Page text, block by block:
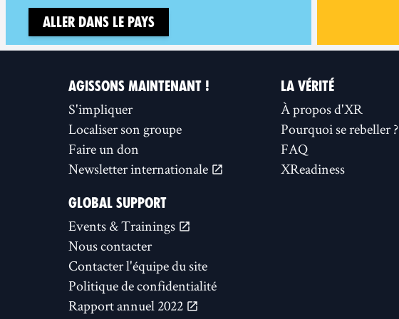
Aller dans le pays
AGISSONS MAINTENANT !
S'impliquer
Localiser son groupe
Faire un don
Newsletter internationale
LA VÉRITÉ
À propos d'XR
Pourquoi se rebeller ?
FAQ
XReadiness
GLOBAL SUPPORT
Events & Trainings
Nous contacter
Contacter l'équipe du site
Politique de confidentialité
Rapport annuel 2022